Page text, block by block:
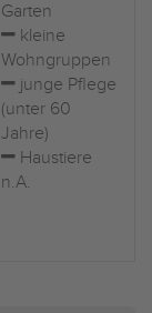
Garten
kleine
Wohngruppen
junge Pflege
(unter 60
Jahre)
Haustiere
n.A.